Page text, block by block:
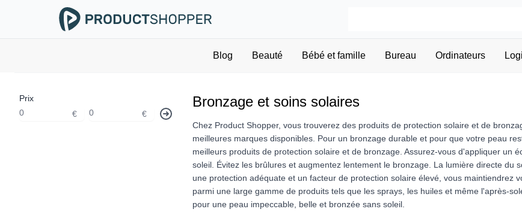
Blog Beauté Bébé et famille Bureau Ordinateurs
Prix
€
€
Bronzage et soins solaires
Chez Product Shopper, vous trouverez des produits de protection solaire et de
meilleures marques disponibles. Pour un bronzage durable et pour que votre peau
meilleurs produits de protection solaire et de bronzage. Assurez-vous d'appliquer un
soleil. Évitez les brûlures et augmentez lentement le bronzage. La lumière directe du
une protection adéquate et un facteur de protection solaire élevé, vous maintiendrez
parmi une large gamme de produits tels que les sprays, les huiles et même l'après-
pour une peau impeccable, belle et bronzée sans soleil.